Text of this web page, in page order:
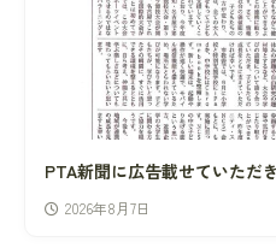
PTA新聞に広告載せていただ
2026年8月7日